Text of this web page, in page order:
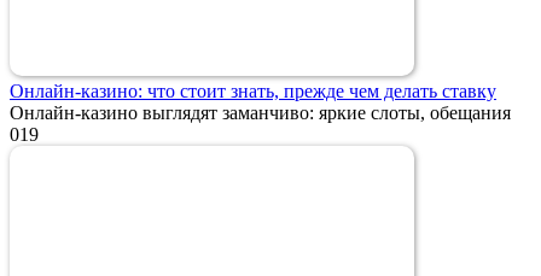
Онлайн-казино: что стоит знать, прежде чем делать ставку
Онлайн-казино выглядят заманчиво: яркие слоты, обещания
019